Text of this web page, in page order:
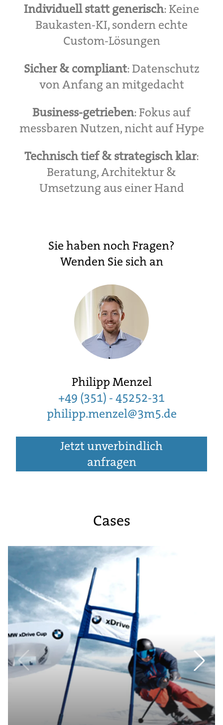
Individuell statt generisch: Keine
Baukasten-KI, sondern echte
Custom-Lösungen
Sicher & compliant: Datenschutz
von Anfang an mitgedacht
Business-getrieben: Fokus auf
messbaren Nutzen, nicht auf Hype
Technisch tief & strategisch klar:
Beratung, Architektur &
Umsetzung aus einer Hand
Sie haben noch Fragen?
Wenden Sie sich an
Philipp Menzel
+49 (351) - 45252-31
philipp.menzel@3m5.de
Jetzt unverbindlich
anfragen
Cases